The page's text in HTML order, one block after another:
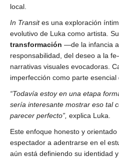
local.
In Transites una exploración
evolutivo de Luka como artista.
transformación —de la infancia
responsabilidad, del deseo a la
narrativas visuales evocadoras.
imperfección como parte esencial
“Todavía estoy en una etapa
sería interesante mostrar eso tal
parecer perfecto”, explica Luka.
Este enfoque honesto y
espectador a adentrarse en el
aún está definiendo su identidad